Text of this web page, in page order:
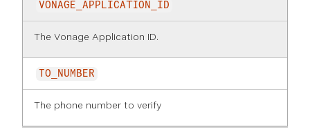
VONAGE_APPLICATION_ID
The Vonage Application ID.
TO_NUMBER
The phone number to verify